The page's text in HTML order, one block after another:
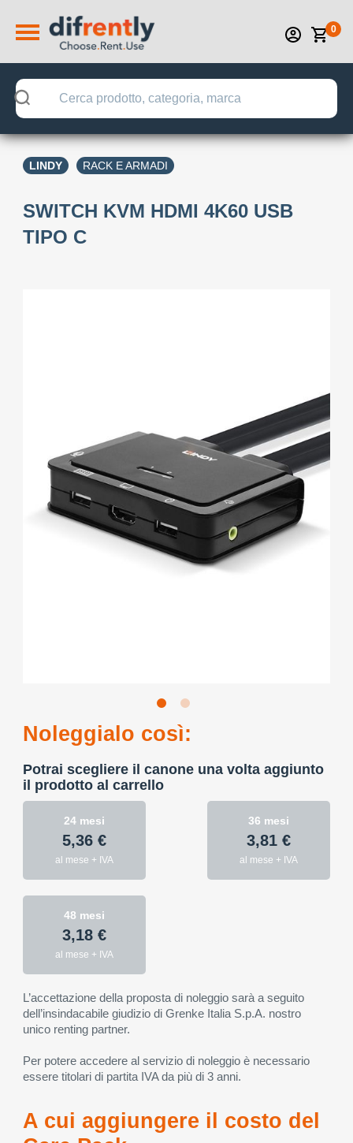
0
LINDY RACK E ARMADI
SWITCH KVM HDMI 4K60 USB
TIPO C
Noleggialo così:
Potrai scegliere il canone una volta aggiunto
il prodotto al carrello
24 mesi
5,36 €
al mese + IVA
36 mesi
3,81 €
al mese + IVA
48 mesi
3,18 €
al mese + IVA
L’accettazione della proposta di noleggio sarà a seguito
dell’insindacabile giudizio di Grenke Italia S.p.A. nostro
unico renting partner.
Per potere accedere al servizio di noleggio è necessario
essere titolari di partita IVA da più di 3 anni.
A cui aggiungere il costo del